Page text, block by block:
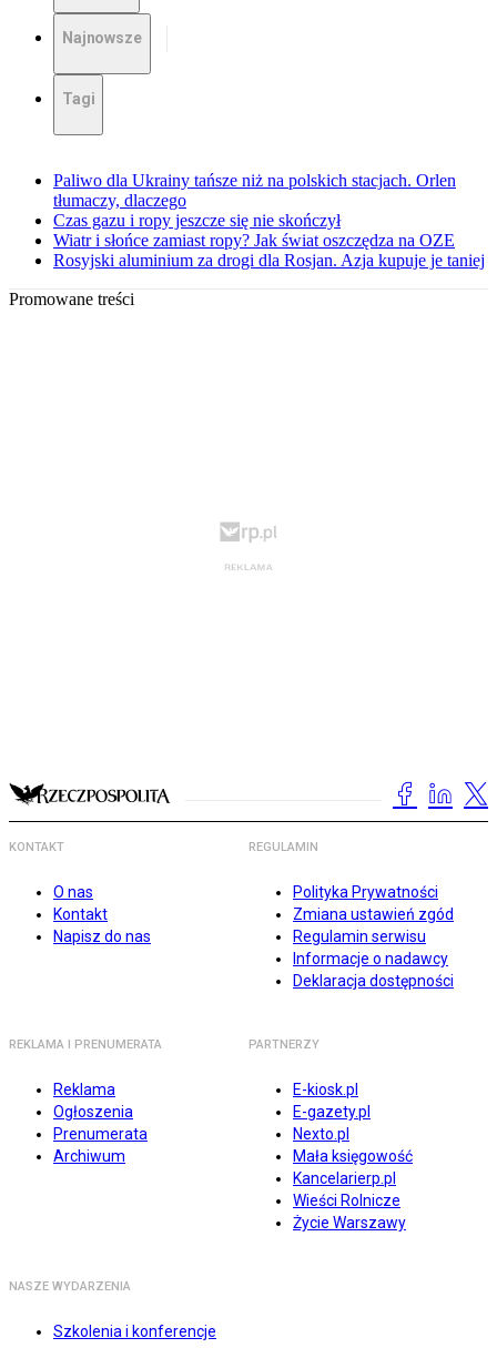
Najnowsze
Tagi
Paliwo dla Ukrainy tańsze niż na polskich stacjach. Orlen
tłumaczy, dlaczego
Czas gazu i ropy jeszcze się nie skończył
Wiatr i słońce zamiast ropy? Jak świat oszczędza na OZE
Rosyjski aluminium za drogi dla Rosjan. Azja kupuje je taniej
Promowane treści
KONTAKT
O nas
Kontakt
Napisz do nas
REGULAMIN
Polityka Prywatności
Zmiana ustawień zgód
Regulamin serwisu
Informacje o nadawcy
Deklaracja dostępności
REKLAMA I PRENUMERATA
Reklama
Ogłoszenia
Prenumerata
Archiwum
PARTNERZY
E-kiosk.pl
E-gazety.pl
Nexto.pl
Mała księgowość
Kancelarierp.pl
Wieści Rolnicze
Życie Warszawy
NASZE WYDARZENIA
Szkolenia i konferencje